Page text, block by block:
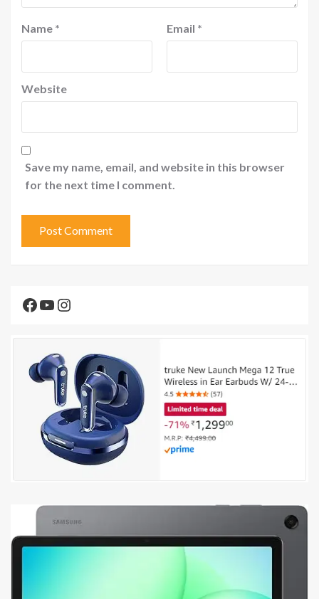
Name * Email *
Website
Save my name, email, and website in this browser
for the next time I comment.
Facebook
YouTube
Instagram